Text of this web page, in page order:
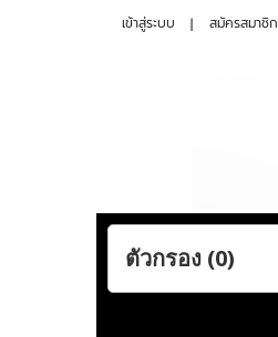
เข้าสู่ระบบ สมัครสมาชิก
ตัวกรอง (0)